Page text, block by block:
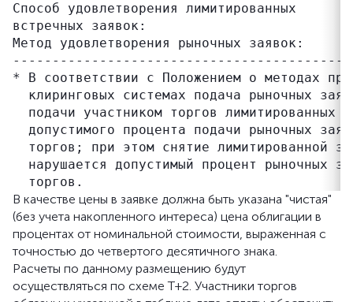
Способ удовлетворения лимитированных
встречных заявок:
Метод удовлетворения рыночных заявок:
* В соответствии с Положением о методах
клиринговых системах подача рыночных
подачи участником торгов лимитированных
допустимого процента подачи рыночных
торгов; при этом снятие лимитированной
нарушается допустимый процент рыночных
В качестве цены в заявке должна быть указана "чистая"
(без учета накопленного интереса) цена облигации в
процентах от номинальной стоимости, выраженная с
точностью до четвертого десятичного знака.
Расчеты по данному размещению будут
осуществляться по схеме Т+2. Участники торгов